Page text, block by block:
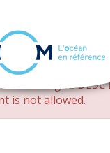
changed DESC
is not allowed.